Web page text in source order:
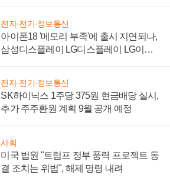
전자·전기·정보통신
아이폰18 '메모리 부족'에 출시 지연되나,
삼성디스플레이 LG디스플레이 LG이노
전자·전기·정보통신
SK하이닉스 1주당 375원 현금배당 실시,
추가 주주환원 계획 9월 공개 예정
사회
미국 법원 "트럼프 정부 풍력 프로젝트 동
결 조치는 위법", 해제 명령 내려